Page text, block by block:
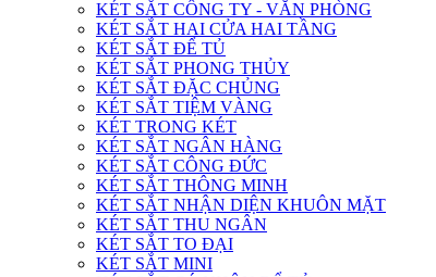
KÉT SẮT CÔNG TY - VĂN PHÒNG
KÉT SẮT HAI CỬA HAI TẦNG
KÉT SẮT ĐỂ TỦ
KÉT SẮT PHONG THỦY
KÉT SẮT ĐẶC CHỦNG
KÉT SẮT TIỆM VÀNG
KÉT TRONG KÉT
KÉT SẮT NGÂN HÀNG
KÉT SẮT CÔNG ĐỨC
KÉT SẮT THÔNG MINH
KÉT SẮT NHẬN DIỆN KHUÔN MẶT
KÉT SẮT THU NGÂN
KÉT SẮT TO ĐẠI
KÉT SẮT MINI